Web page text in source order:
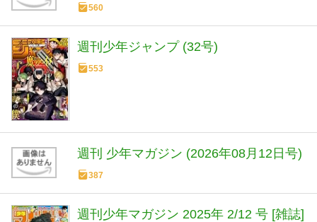
560
週刊少年ジャンプ (32号)
553
週刊 少年マガジン (2026年08月12日号)
387
週刊少年マガジン 2025年 2/12 号 [雑誌]